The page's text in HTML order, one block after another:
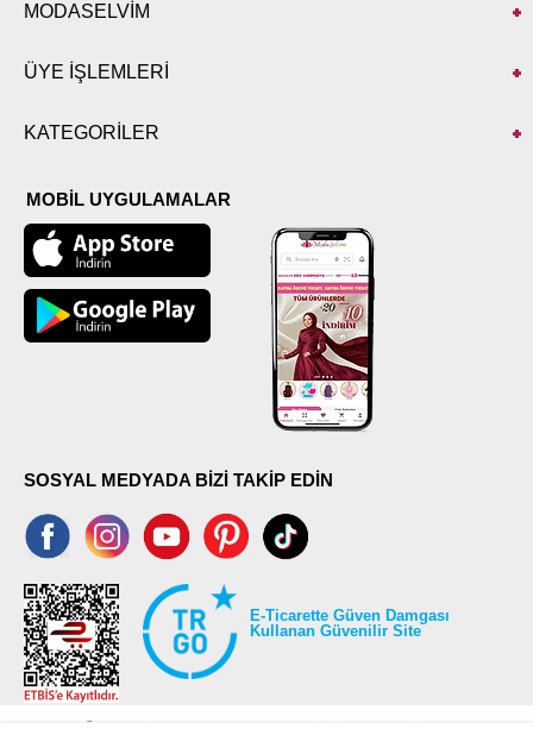
MODASELVİM
ÜYE İŞLEMLERİ
KATEGORİLER
MOBİL UYGULAMALAR
SOSYAL MEDYADA BİZİ TAKİP EDİN
E-Ticarette Güven Damgası
Kullanan Güvenilir Site